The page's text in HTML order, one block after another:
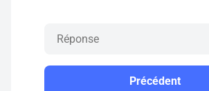
Précédent